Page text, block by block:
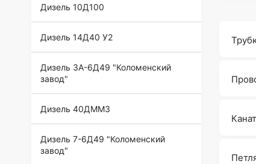
Дизель 10Д100
Дизель 14Д40 У2
Дизель 3А-6Д49 "Коломенский
завод"
Дизель 40ДММЗ
Дизель 7-6Д49 "Коломенский
завод"